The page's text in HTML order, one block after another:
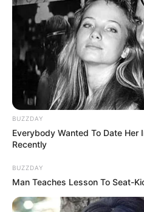
”, „Gabinet doktora Caligari”, „
strzałem” w steelbooku, „
koktajl” w mediabooku.
BUZZDAY
Everybody Wanted To Date Her
Recently
BUZZDAY
Man Teaches Lesson To Seat-